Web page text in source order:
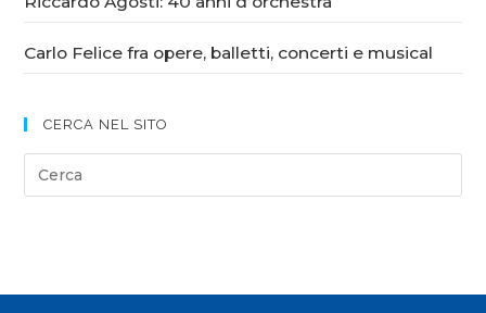
Carlo Felice fra opere, balletti, concerti e musical
CERCA NEL SITO